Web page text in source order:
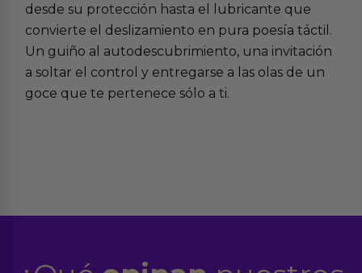
desde su protección hasta el lubricante que
convierte el deslizamiento en pura poesía táctil.
Un guiño al autodescubrimiento, una invitación
a soltar el control y entregarse a las olas de un
goce que te pertenece sólo a ti.